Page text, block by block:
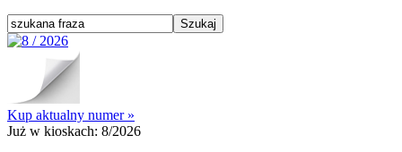
Kup aktualny numer »
Już w kioskach: 8/2026